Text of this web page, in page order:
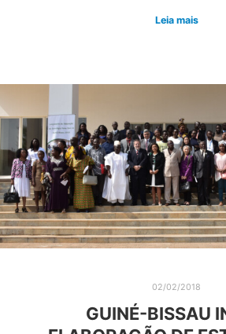
Leia mais
02/02/2018
GUINÉ-BISSAU